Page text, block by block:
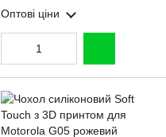
Оптові ціни